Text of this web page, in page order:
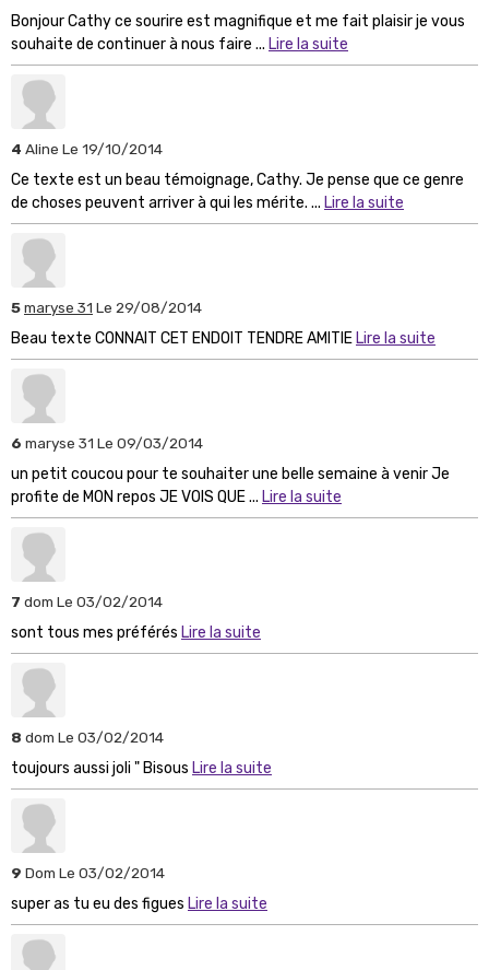
Bonjour Cathy ce sourire est magnifique et me fait plaisir je vous
souhaite de continuer à nous faire ... Lire la suite
4 Aline Le 19/10/2014
Ce texte est un beau témoignage, Cathy. Je pense que ce genre
de choses peuvent arriver à qui les mérite. ... Lire la suite
5maryse 31 Le 29/08/2014
Beau texte CONNAIT CET ENDOIT TENDRE AMITIE Lire la suite
6 maryse 31 Le 09/03/2014
un petit coucou pour te souhaiter une belle semaine à venir Je
profite de MON repos JE VOIS QUE ... Lire la suite
7 dom Le 03/02/2014
sont tous mes préférés Lire la suite
8 dom Le 03/02/2014
toujours aussi joli " Bisous Lire la suite
9 Dom Le 03/02/2014
super as tu eu des figues Lire la suite